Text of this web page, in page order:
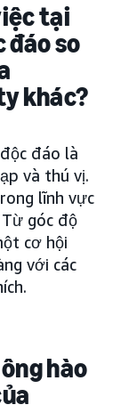
tại
đáoso
khác?
đáo là
và thú vị.
lĩnh vực
Từ góc độ
cơ hội
với các
hào